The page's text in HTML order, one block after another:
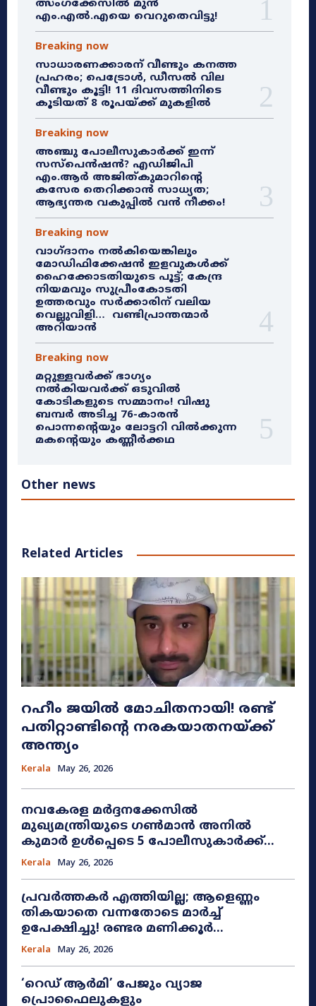
ത്സംഗക്കേസിൽ മുൻ
എം.എൽ.എയെ വെറുതെവിട്ടു!
Breaking now
സാധാരണക്കാരന് വീണ്ടും കനത്ത
പ്രഹരം; പെട്രോൾ, ഡീസൽ വില
വീണ്ടും കൂട്ടി! 11 ദിവസത്തിനിടെ
കൂടിയത് 8 രൂപയ്ക്ക് മുകളിൽ
Breaking now
അഞ്ചു പോലീസുകാർക്ക് ഇന്ന്
സസ്‌പെൻഷൻ? എഡിജിപി
എം.ആർ അജിത്കുമാറിൻ്റെ
കസേര തെറിക്കാൻ സാധ്യത;
ആഭ്യന്തര വകുപ്പിൽ വൻ നീക്കം!
Breaking now
വാഗ്ദാനം നൽകിയെങ്കിലും
മോഡിഫിക്കേഷൻ ഇളവുകൾക്ക്
ഹൈക്കോടതിയുടെ പൂട്ട്; കേന്ദ്ര
നിയമവും സുപ്രീംകോടതി
ഉത്തരവും സർക്കാരിന് വലിയ
വെല്ലുവിളി… വണ്ടിപ്രാന്തന്മാർ
അറിയാൻ
Breaking now
മറ്റുള്ളവർക്ക് ഭാഗ്യം
നൽകിയവർക്ക് ഒടുവിൽ
കോടികളുടെ സമ്മാനം! വിഷു
ബമ്പർ അടിച്ച 76-കാരൻ
പൊന്നന്റെയും ലോട്ടറി വിൽക്കുന്ന
മകന്റെയും കണ്ണീർക്കഥ
Other news
Related Articles
റഹീം ജയിൽ മോചിതനായി! രണ്ട്
പതിറ്റാണ്ടിന്റെ നരകയാതനയ്ക്ക്
അന്ത്യം
Kerala May 26, 2026
നവകേരള മർദ്ദനക്കേസിൽ
മുഖ്യമന്ത്രിയുടെ ഗൺമാൻ അനിൽ
കുമാർ ഉൾപ്പെടെ 5 പോലീസുകാർക്ക്...
Kerala May 26, 2026
പ്രവർത്തകർ എത്തിയില്ല; ആളെണ്ണം
തികയാതെ വന്നതോടെ മാർച്ച്
ഉപേക്ഷിച്ചു! രണ്ടര മണിക്കൂർ...
Kerala May 26, 2026
​‘റെഡ് ആർമി’ പേജും വ്യാജ
പ്രൊഫൈലുകളും